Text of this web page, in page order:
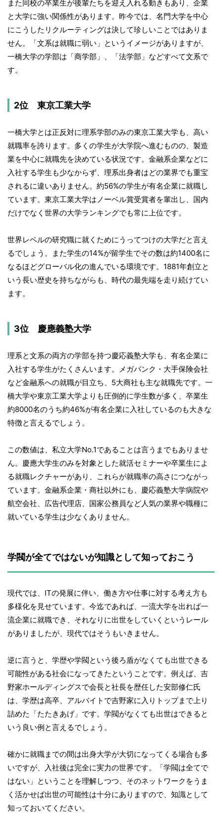
また同校の卒業生が後輩たちを迎え入れる動きもあり、企業
と大学に強い関係性があります。昨今では、名門大学を中心
にこうしたリクルーティングは決して珍しいことではありま
せん。「文系は就職に弱い」というイメージがありますが、
一橋大学の学部は「商学部」、「法学部」などすべて文系で
す。
2位 東京工業大学
一橋大学とは正反対に理系学部のみの東京工業大学も、高い
就職率を誇ります。多くの学生が大学院へ進むものの、製造
業を中心に就職先を決めている状況です。金融系企業などに
入社する学生も少なからず、理系出身者はどの業界でも重宝
されるに違いありません。約56%の学生が有名企業に就職し
ています。東京工業大学はノーベル賞受賞者を輩出し、国内
だけでなく世界の大学ランキングでも常に上位です。
世界レベルの研究職に就くためにうってつけの大学だと言え
るでしょう。また学生の14%が留学生でその数は約1400名に
なるほどグローバル化の進んでいる環境です。1881年創立と
いう長い歴史を持ちながらも、時代の最先端を走り続けてい
ます。
3位 慶應義塾大学
理系と文系の両方の学部を持つ慶応義塾大学も、有名企業に
入社する学生がたくさんいます。メガバンク・大手保険会社
など金融系への就職が目立ち、5大商社も主な就職先です。一
橋大学や東京工業大学よりも圧倒的に学生数が多く、卒業生
約8000名のうち約46%が有名企業に入社しているのも大きな
特徴と言えるでしょう。
この数値は、私立大学No.1であることは言うまでもありませ
ん。慶應大学生のみを対象とした就活セミナーや卒業生によ
る就職レクチャーがあり、これらが就職率の高さにつながっ
ています。金融系企業・商社以外にも、慶応義塾大学病院や
航空会社、広告代理店、国家公務員など人気の業界や職種に
就いている学生は少なくありません。
学閥が全てではないが知識として知っておこう
現代では、ITの発展に伴い、働き方や仕事に対する考え方も
多様化を見せています。今迄であれば、一流大学を出れば一
流企業に就職でき、それなりに出世をしていくというレール
がありましたが、現代ではそうもいきません。
逆に言うと、学歴や学閥という後ろ盾がなくても出世できる
可能性がある社会になってきたということです。例えば、吉
野家ホールディングスで会長と社長を歴任した安部修仁氏
は、学歴は高卒、アルバイトで吉野家に入りトップまで上り
詰めた「たたきあげ」です。学閥がなくても出世はできると
いう良い例と言えるでしょう。
確かに就職までの間は出身大学が大切になってくる場合も多
いですが、入社後は完全に実力の世界です。「学閥は全てで
はない」ということを理解しつつ、そのネットワークをうま
く活かせば出世の可能性は十分にありますので、知識として
知っておいてください。